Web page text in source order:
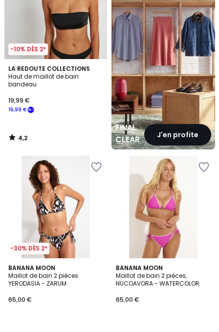
-10% DÈS 2*
LA REDOUTE COLLECTIONS
Haut de maillot de bain
bandeau
16,99 €
19,99 €
4,2
/ 5
4,2
/
FINAL
CLEARANCEJ'en profite
-30% DÈS 2*
BANANA MOON
Maillot de bain 2 pièces
YERODASIA - ZARUM
65,00 €
BANANA MOON
Maillot de bain 2 pièces,
NUCOAVORA - WATERCOLOR
65,00 €
3
Couleurs